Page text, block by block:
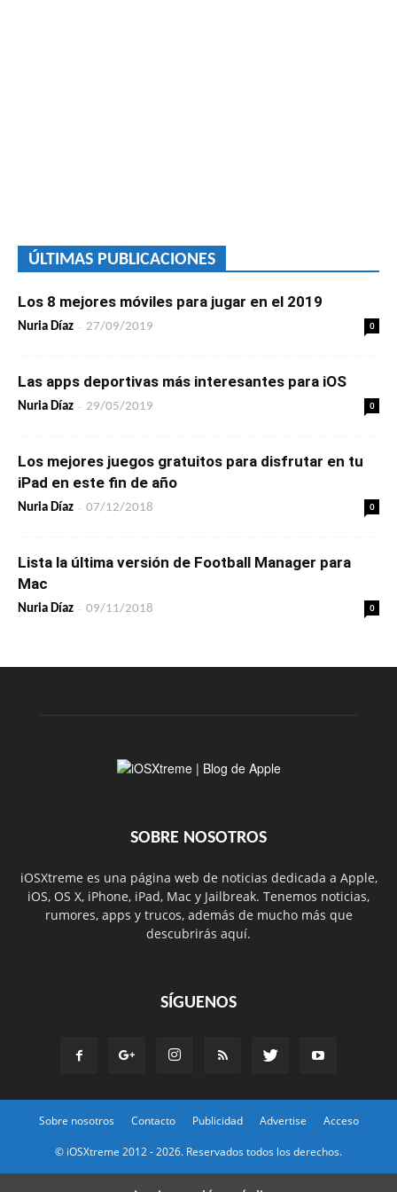
ÚLTIMAS PUBLICACIONES
Los 8 mejores móviles para jugar en el 2019
Nuria Díaz - 27/09/2019 0
Las apps deportivas más interesantes para iOS
Nuria Díaz - 29/05/2019 0
Los mejores juegos gratuitos para disfrutar en tu
iPad en este fin de año
Nuria Díaz - 07/12/2018 0
Lista la última versión de Football Manager para
Mac
Nuria Díaz - 09/11/2018 0
SOBRE NOSOTROS
iOSXtreme es una página web de noticias dedicada a Apple,
iOS, OS X, iPhone, iPad, Mac y Jailbreak. Tenemos noticias,
rumores, apps y trucos, además de mucho más que
descubrirás aquí.
SÍGUENOS
Sobre nosotros Contacto Publicidad Advertise Acceso
© iOSXtreme 2012 -2026. Reservados todos los derechos.